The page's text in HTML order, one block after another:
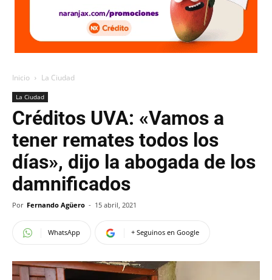
Inicio La Ciudad
La Ciudad
Créditos UVA: «Vamos a
tener remates todos los
días», dijo la abogada de los
damnificados
Por Fernando Agüero - 15 abril, 2021
WhatsApp + Seguinos en Google